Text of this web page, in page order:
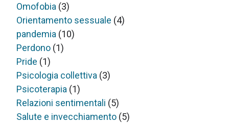
Omofobia (3)
Orientamento sessuale (4)
pandemia (10)
Perdono (1)
Pride (1)
Psicologia collettiva (3)
Psicoterapia (1)
Relazioni sentimentali (5)
Salute e invecchiamento (5)